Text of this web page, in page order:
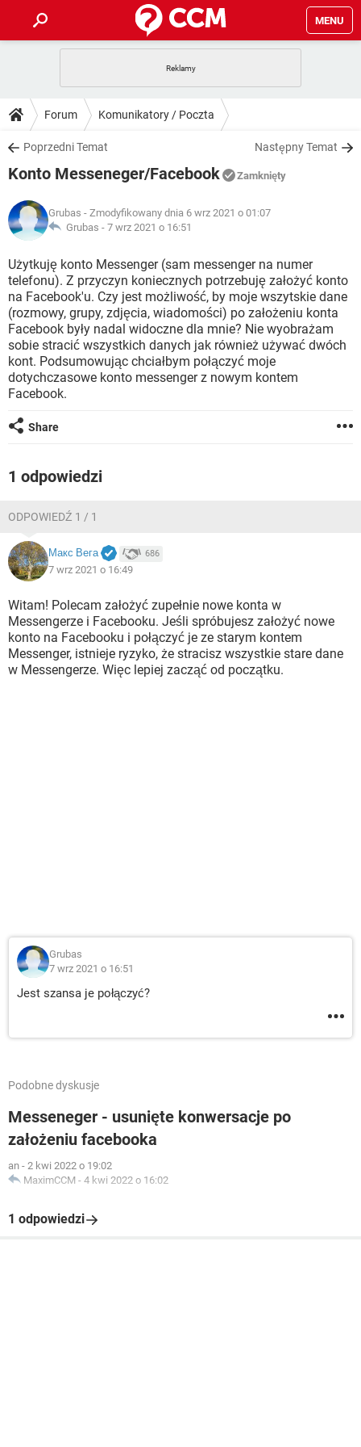
MENU
GRY WHATSAPP
SPOTIFY
INSTAGRAM FACEBOOK
WINDOWS 10
PORADY
PlayStation TIKTOK
INSTAGRAM FACEBOOK
WINDOWS 10
DO POBRANIA
ANDROID TIKTOK
GRY
IOS
INSTAGRAM
WINDOWS 10
COVID-19 TIKTOK
GRY
SPOTIFY NETFLIX
INSTAGRAM FACEBOOK
WINDOWS 10
ARTYKUŁY
COVID-19
GRY WHATSAPP
SPOTIFY NETFLIX
INSTAGRAM FACEBOOK
WINDOWS 10
Forum Komunikatory / Poczta
Poprzedni Temat Następny Temat
Konto Messeneger/Facebook Zamknięty
Grubas - Zmodyfikowany dnia 6 wrz 2021 o 01:07
Grubas - 7 wrz 2021 o 16:51
Użytkuję konto Messenger (sam messenger na numer
telefonu). Z przyczyn koniecznych potrzebuję założyć konto
na Facebook'u. Czy jest możliwość, by moje wszytskie dane
(rozmowy, grupy, zdjęcia, wiadomości) po założeniu konta
Facebook były nadal widoczne dla mnie? Nie wyobrażam
sobie stracić wszystkich danych jak również używać dwóch
kont. Podsumowując chciałbym połączyć moje
dotychczasowe konto messenger z nowym kontem
Facebook.
Share
1 odpowiedzi
ODPOWIEDŹ 1 / 1
Макс Вега 686
7 wrz 2021 o 16:49
Witam! Polecam założyć zupełnie nowe konta w
Messengerze i Facebooku. Jeśli spróbujesz założyć nowe
konto na Facebooku i połączyć je ze starym kontem
Messenger, istnieje ryzyko, że stracisz wszystkie stare dane
w Messengerze. Więc lepiej zacząć od początku.
Grubas
7 wrz 2021 o 16:51
Jest szansa je połączyć?
Podobne dyskusje
Messeneger - usunięte konwersacje po
założeniu facebooka
an - 2 kwi 2022 o 19:02
MaximCCM - 4 kwi 2022 o 16:02
1 odpowiedzi